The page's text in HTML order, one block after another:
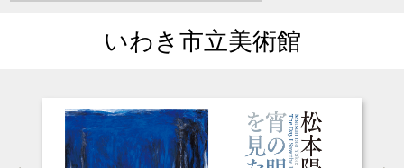
いわき市立美術館